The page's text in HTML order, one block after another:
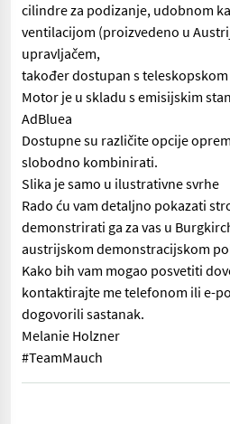
cilindre za podizanje, udobnom
ventilacijom (proizvedeno u
upravljačem,
također dostupan s
Motor je u skladu s emisijskim
AdBluea
Dostupne su različite opcije
slobodno kombinirati.
Slika je samo u ilustrativne svrhe
Rado ću vam detaljno pokazati
demonstrirati ga za vas u
austrijskom demonstracijskom
Kako bih vam mogao posvetiti
kontaktirajte me telefonom ili e-
dogovorili sastanak.
Melanie Holzner
#TeamMauch
Weidemann 4080 utovarivač na